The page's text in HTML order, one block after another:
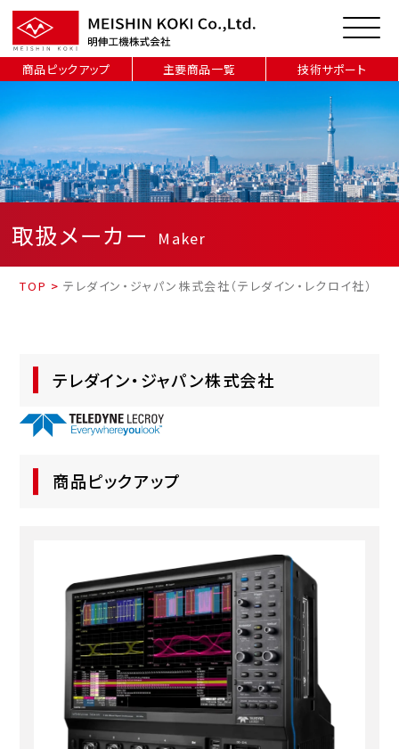
商品ピックアップ 主要商品一覧 技術サポート
取扱メーカー Maker
TOP >テレダイン・ジャパン株式会社（テレダイン・レクロイ社）
テレダイン・ジャパン株式会社
商品ピックアップ